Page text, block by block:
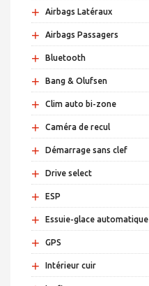
+ Airbags Latéraux
+ Airbags Passagers
+ Bluetooth
+ Bang & Olufsen
+ Clim auto bi-zone
+ Caméra de recul
+ Démarrage sans clef
+ Drive select
+ ESP
+ Essuie-glace automatique
+ GPS
+ Intérieur cuir